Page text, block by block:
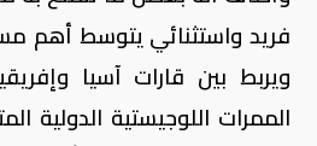
فريد واستثنائي يتوسط أهم
ويربط بين قارات آسيا
الممرات اللوجيستية الدولية